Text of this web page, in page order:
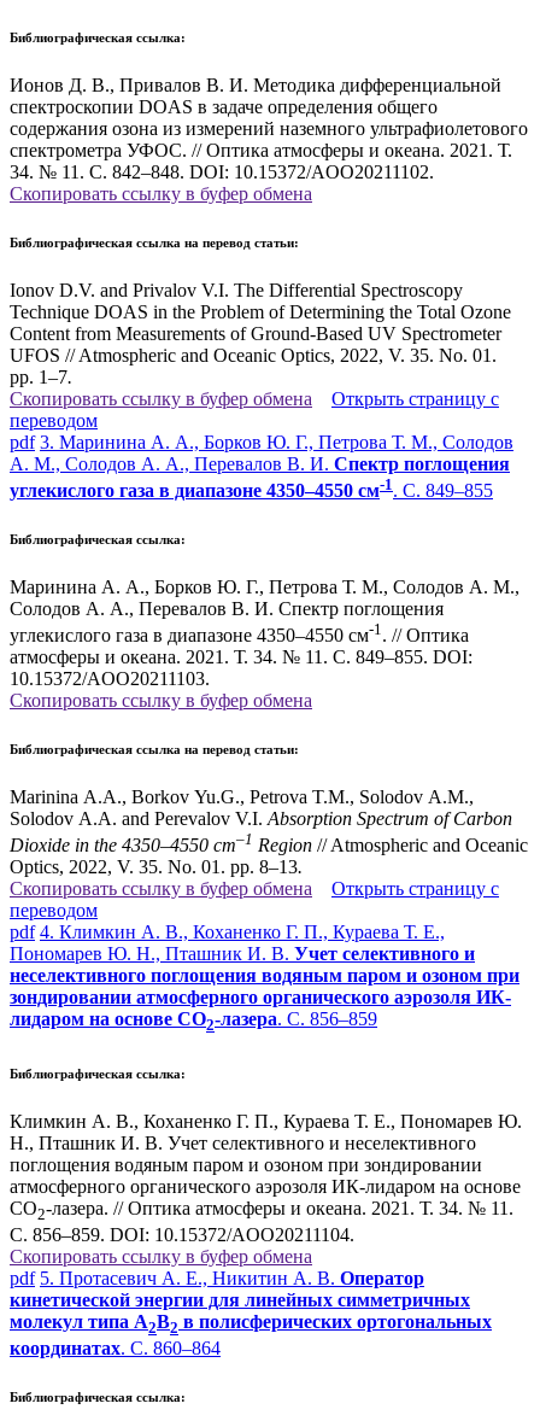
Библиографическая ссылка:
Ионов Д. В., Привалов В. И. Методика дифференциальной
спектроскопии DOAS в задаче определения общего
содержания озона из измерений наземного ультрафиолетового
спектрометра УФОС. // Оптика атмосферы и океана. 2021. Т.
34. № 11. С. 842–848. DOI: 10.15372/AOO20211102.
Скопировать ссылку в буфер обмена
Библиографическая ссылка на перевод статьи:
Ionov D.V. and Privalov V.I. The Differential Spectroscopy
Technique DOAS in the Problem of Determining the Total Ozone
Content from Measurements of Ground-Based UV Spectrometer
UFOS // Atmospheric and Oceanic Optics, 2022, V. 35. No. 01.
pp. 1–7.
Скопировать ссылку в буфер обмена
Открыть страницу с
переводом
pdf 3. Маринина А. А., Борков Ю. Г., Петрова Т. М., Солодов
А. М., Солодов А. А., Перевалов В. И. Спектр поглощения
углекислого газа в диапазоне 4350–4550 см-1 . С. 849–855
Библиографическая ссылка:
Маринина А. А., Борков Ю. Г., Петрова Т. М., Солодов А. М.,
Солодов А. А., Перевалов В. И. Спектр поглощения
углекислого газа в диапазоне 4350–4550 см-1 . // Оптика
атмосферы и океана. 2021. Т. 34. № 11. С. 849–855. DOI:
10.15372/AOO20211103.
Скопировать ссылку в буфер обмена
Библиографическая ссылка на перевод статьи:
Marinina A.A., Borkov Yu.G., Petrova T.M., Solodov A.M.,
Solodov A.A. and Perevalov V.I. Absorption Spectrum of Carbon
Dioxide in the 4350–4550 cm–1 Region // Atmospheric and Oceanic
Optics, 2022, V. 35. No. 01. pp. 8–13.
Скопировать ссылку в буфер обмена
Открыть страницу с
переводом
pdf 4. Климкин А. В., Коханенко Г. П., Кураева Т. Е.,
Пономарев Ю. Н., Пташник И. В. Учет селективного и
неселективного поглощения водяным паром и озоном при
зондировании атмосферного органического аэрозоля ИК-
лидаром на основе СО2-лазера. С. 856–859
Библиографическая ссылка:
Климкин А. В., Коханенко Г. П., Кураева Т. Е., Пономарев Ю.
Н., Пташник И. В. Учет селективного и неселективного
поглощения водяным паром и озоном при зондировании
атмосферного органического аэрозоля ИК-лидаром на основе
СО2-лазера. // Оптика атмосферы и океана. 2021. Т. 34. № 11.
С. 856–859. DOI: 10.15372/AOO20211104.
Скопировать ссылку в буфер обмена
pdf 5. Протасевич А. Е., Никитин А. В. Оператор
кинетической энергии для линейных симметричных
молекул типа A2B2 в полисферических ортогональных
координатах. С. 860–864
Библиографическая ссылка: